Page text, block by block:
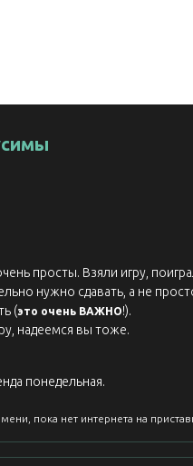
просты. Взяли игру,
нужно сдавать, а не
(это очень ВАЖНО!).
надеемся вы тоже.
понедельная.
пока нет интернета на